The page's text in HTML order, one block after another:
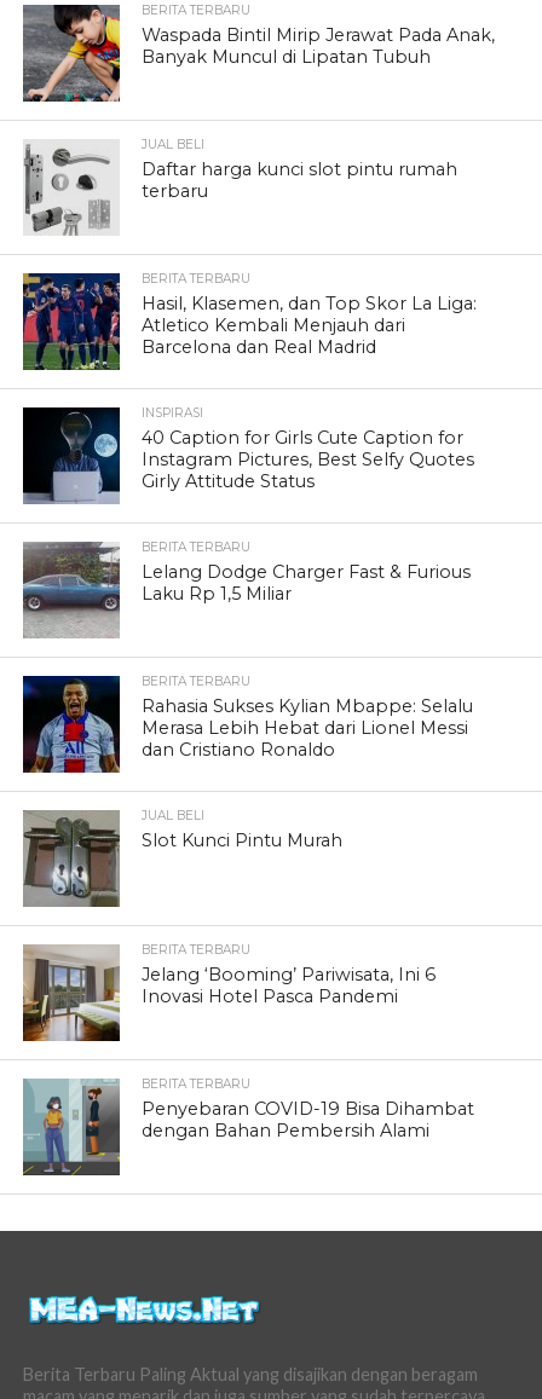
BERITA TERBARU
Waspada Bintil Mirip Jerawat Pada Anak,
Banyak Muncul di Lipatan Tubuh
JUAL BELI
Daftar harga kunci slot pintu rumah
terbaru
BERITA TERBARU
Hasil, Klasemen, dan Top Skor La Liga:
Atletico Kembali Menjauh dari
Barcelona dan Real Madrid
INSPIRASI
40 Caption for Girls Cute Caption for
Instagram Pictures, Best Selfy Quotes
Girly Attitude Status
BERITA TERBARU
Lelang Dodge Charger Fast & Furious
Laku Rp 1,5 Miliar
BERITA TERBARU
Rahasia Sukses Kylian Mbappe: Selalu
Merasa Lebih Hebat dari Lionel Messi
dan Cristiano Ronaldo
JUAL BELI
Slot Kunci Pintu Murah
BERITA TERBARU
Jelang ‘Booming’ Pariwisata, Ini 6
Inovasi Hotel Pasca Pandemi
BERITA TERBARU
Penyebaran COVID-19 Bisa Dihambat
dengan Bahan Pembersih Alami
Berita Terbaru Paling Aktual yang disajikan dengan beragam